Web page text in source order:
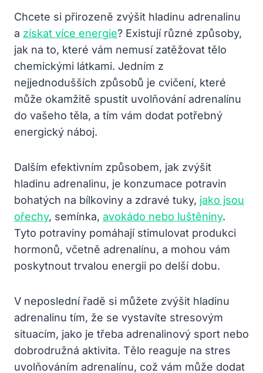
Chcete si přirozeně zvýšit hladinu adrenalinu
a získat více energie? Existují různé způsoby,
jak na to, které vám nemusí zatěžovat tělo
chemickými látkami. Jedním z
nejjednodušších způsobů je cvičení, které
může okamžitě spustit uvolňování adrenalínu
do vašeho těla, a tím vám dodat potřebný
energický náboj.
Dalším efektivním způsobem, jak zvýšit
hladinu adrenalinu, je konzumace potravin
bohatých na bílkoviny a zdravé tuky, jako jsou
ořechy, semínka, avokádo nebo luštěniny.
Tyto potraviny pomáhají stimulovat produkci
hormonů, včetně adrenalínu, a mohou vám
poskytnout trvalou energii po delší dobu.
V neposlední řadě si můžete zvýšit hladinu
adrenalinu tím, že se vystavíte stresovým
situacím, jako je třeba adrenalinový sport nebo
dobrodružná aktivita. Tělo reaguje na stres
uvolňováním adrenalínu, což vám může dodat